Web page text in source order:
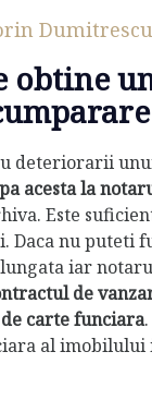
Dumitrescu
obtine
deteriorarii
acesta la
Este
Daca nu puteti
iar
de
carte funciara
al imobilului